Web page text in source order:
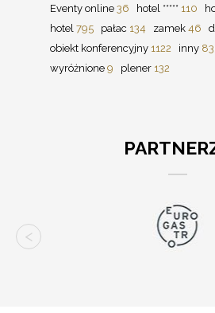
Eventy online 36 hotel ***** 110
hotel 795 pałac 134 zamek 46
obiekt konferencyjny 1122 inny
wyróżnione 9 plener 132